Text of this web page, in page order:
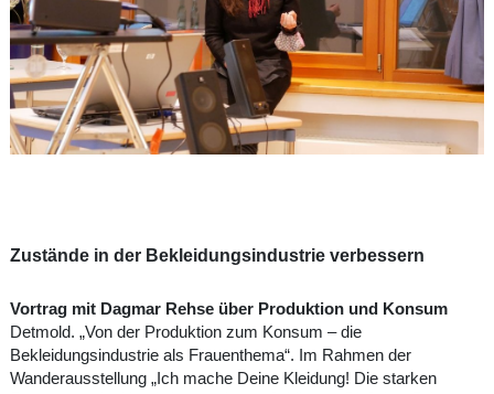
Zustände in der Bekleidungsindustrie verbessern
Vortrag mit Dagmar Rehse über Produktion und Konsum
Detmold. „Von der Produktion zum Konsum – die
Bekleidungsindustrie als Frauenthema“. Im Rahmen der
Wanderausstellung „Ich mache Deine Kleidung! Die starken